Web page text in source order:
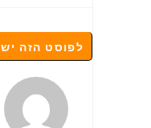
לפוסט הזה יש 3 תגובות